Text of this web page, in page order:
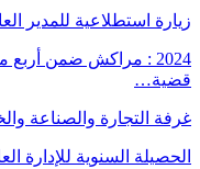
زيارة استطلاعية للمدير
قضية…
غرفة التجارة والصناعة
الحصيلة السنوية للإدارة